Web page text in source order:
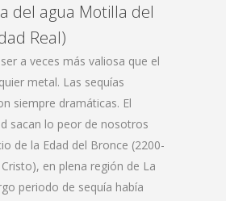
del agua Motilla del
Real)
a veces más valiosa que el
metal. Las sequías
siempre dramáticas. El
sacan lo peor de nosotros
de la Edad del Bronce (2200-
en plena región de La
periodo de sequía había